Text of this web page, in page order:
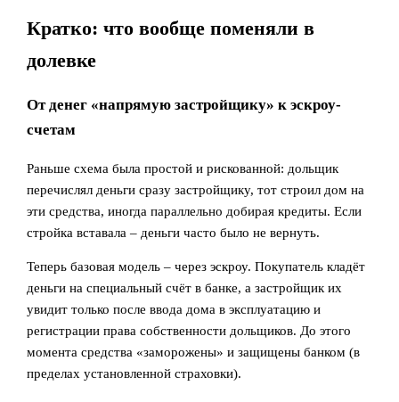
Кратко: что вообще поменяли в
долевке
От денег «напрямую застройщику» к эскроу-
счетам
Раньше схема была простой и рискованной: дольщик
перечислял деньги сразу застройщику, тот строил дом на
эти средства, иногда параллельно добирая кредиты. Если
стройка вставала – деньги часто было не вернуть.
Теперь базовая модель – через эскроу. Покупатель кладёт
деньги на специальный счёт в банке, а застройщик их
увидит только после ввода дома в эксплуатацию и
регистрации права собственности дольщиков. До этого
момента средства «заморожены» и защищены банком (в
пределах установленной страховки).